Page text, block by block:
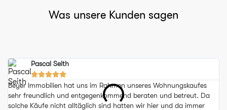
Was unsere Kunden sagen
Pascal Seith

Beyer Immobilien hat uns im Rahmen unseres Wohnungskaufes
sehr freundlich und entgegenkommend beraten und betreut. Da
solche Käufe nicht alltäglich sind hatten wir hier und da immer